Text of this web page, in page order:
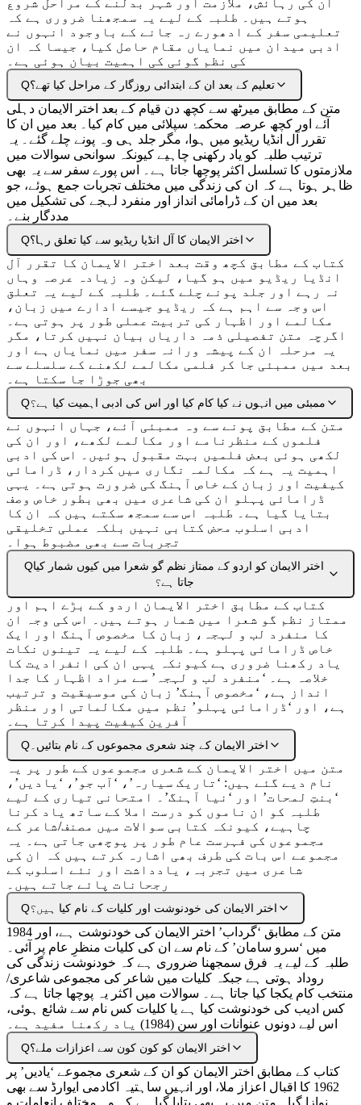
ہوتے ہیں۔ طلبہ کے لیے یہ سمجھنا ضروری ہے کہ
تعلیمی سفر کے ادھورے رہ جانے کے باوجود انہوں نے
ادبی میدان میں نمایاں مقام حاصل کیا، جیسا کہ ان
کی نظم گوئی کی اہمیت بیان ہوئی ہے۔
Qتعلیم کے بعد ان کے ابتدائی روزگار کے مراحل کیا تھے؟
متن کے مطابق میرٹھ سے کچھ دن قیام کے بعد اختر الایمان دہلی
آئے اور کچھ عرصہ محکمۂ سپلائی میں کام کیا۔ بعد میں ان کا
تقرر آل انڈیا ریڈیو میں ہوا، مگر جلد ہی وہ پونے چلے گئے۔ یہ
ترتیب طلبہ کو یاد رکھنی چاہیے کیونکہ سوانحی سوالات میں
ملازمتوں کا تسلسل اکثر پوچھا جاتا ہے۔ اس پورے سفر سے یہ بھی
ظاہر ہوتا ہے کہ ان کی زندگی میں مختلف تجربات جمع ہوئے، جو
بعد میں ان کے ڈرامائی انداز اور منفرد لہجے کی تشکیل میں
مددگار بنے۔
Qاختر الایمان کا آل انڈیا ریڈیو سے کیا تعلق رہا؟
کتاب کے مطابق کچھ وقت بعد اختر الایمان کا تقرر آل
انڈیا ریڈیو میں ہو گیا، لیکن وہ زیادہ عرصہ وہاں
نہ رہے اور جلد پونے چلے گئے۔ طلبہ کے لیے یہ تعلق
اس وجہ سے اہم ہے کہ ریڈیو جیسے ادارے میں زبان،
مکالمے اور اظہار کی تربیت عملی طور پر ہوتی ہے۔
اگرچہ متن تفصیلی ذمہ داریاں بیان نہیں کرتا، مگر
یہ مرحلہ ان کے پیشہ ورانہ سفر میں نمایاں ہے اور
بعد میں ممبئی جا کر فلمی مکالمے لکھنے کے سلسلے سے
بھی جوڑا جا سکتا ہے۔
Qممبئی میں انہوں نے کیا کام کیا اور اس کی ادبی اہمیت کیا ہے؟
متن کے مطابق پونے سے وہ ممبئی آئے، جہاں انہوں نے
فلموں کے منظرنامے اور مکالمے لکھے، اور ان کی
لکھی ہوئی بعض فلمیں بہت مقبول ہوئیں۔ اس کی ادبی
اہمیت یہ ہے کہ مکالمہ نگاری میں کردار، ڈرامائی
کیفیت اور زبان کے خاص آہنگ کی ضرورت ہوتی ہے۔ یہی
ڈرامائی پہلو ان کی شاعری میں بھی بطور خاص وصف
بتایا گیا ہے۔ طلبہ اس سے سمجھ سکتے ہیں کہ ان کا
ادبی اسلوب محض کتابی نہیں بلکہ عملی تخلیقی
تجربات سے بھی مضبوط ہوا۔
Qاختر الایمان کو اردو کے ممتاز نظم گو شعرا میں کیوں شمار کیا
جاتا ہے؟
کتاب کے مطابق اختر الایمان اردو کے بڑے اہم اور
ممتاز نظم گو شعرا میں شمار ہوتے ہیں۔ اس کی وجہ ان
کا منفرد لب و لہجہ، زبان کا مخصوص آہنگ اور ایک
خاص ڈرامائی پہلو ہے۔ طلبہ کے لیے یہ تینوں نکات
یاد رکھنا ضروری ہے کیونکہ یہی ان کی انفرادیت کا
خلاصہ ہے۔ ‘منفرد لب و لہجہ’ سے مراد اظہار کا جدا
انداز ہے، ‘مخصوص آہنگ’ زبان کی موسیقیت و ترتیب
ہے، اور ‘ڈرامائی پہلو’ نظم میں مکالماتی اور منظر
آفرین کیفیت پیدا کرتا ہے۔
Q اختر الایمان کے چند شعری مجموعوں کے نام بتائیں۔
متن میں اختر الایمان کے شعری مجموعوں کے طور پر یہ
نام دیے گئے ہیں: ‘تاریک سیارہ’، ‘آب جو’، ‘یادیں’،
‘بنتِ لمحات’ اور ‘نیا آہنگ’۔ امتحانی تیاری کے لیے
طلبہ کو ان ناموں کو درست املا کے ساتھ یاد کرنا
چاہیے، کیونکہ کتابی سوالات میں مصنف/شاعر کے
مجموعوں کی فہرست عام طور پر پوچھی جاتی ہے۔ یہ
مجموعے اس بات کی طرف بھی اشارہ کرتے ہیں کہ ان کی
شاعری میں تجربہ، یادداشت اور نئے اسلوب کے
رجحانات پائے جاتے ہیں۔
Qاختر الایمان کی خودنوشت اور کلیات کے نام کیا ہیں؟
متن کے مطابق ‘گرداب’ اختر الایمان کی خودنوشت ہے، اور 1984
میں ‘سرو سامان’ کے نام سے ان کی کلیات منظرِ عام پر آئی۔
طلبہ کے لیے یہ فرق سمجھنا ضروری ہے کہ خودنوشت زندگی کی
روداد ہوتی ہے جبکہ کلیات میں شاعر کی مجموعی شاعری/
منتخب کام یکجا کیا جاتا ہے۔ سوالات میں اکثر یہ پوچھا جاتا ہے کہ
کس ادیب کی خودنوشت کیا ہے یا کلیات کس نام سے شائع ہوئی،
اس لیے دونوں عنوانات اور سن (1984) یاد رکھنا مفید ہے۔
Qاختر الایمان کو کون کون سے اعزازات ملے؟
کتاب کے مطابق اختر الایمان کو ان کے شعری مجموعے ‘یادیں’ پر
1962 کا اقبال اعزاز ملا، اور انہیں ساہتیہ اکادمی ایوارڈ سے بھی
نوازا گیا۔ متن میں یہ بھی بتایا گیا ہے کہ وہ مختلف انعامات و